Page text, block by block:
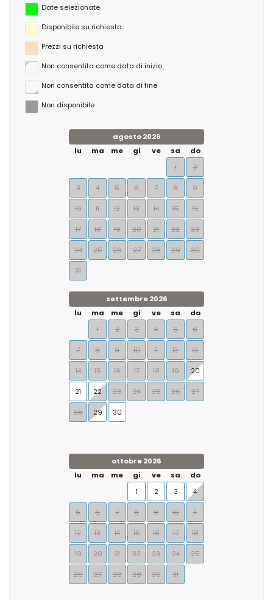
Date selezionate
Disponibile su richiesta
Prezzi su richiesta
Non consentita come data di inizio
Non consentita come data di fine
Non disponibile
agosto 2026
lu
ma me gi ve sa
do
1
2
3 4 5 6 7 8 9
10 11 12 13 14 15 16
17 18 19 20 21 22 23
24 25 26 27 28 29 30
31
settembre 2026
lu
ma me gi ve sa
do
1
2 3 4 5 6
7 8 9 10 11 12 13
14 15 16 17 18 19 20
21 22 23 24 25 26 27
28 29 30
ottobre 2026
lu
ma me gi ve sa
do
1
2 3 4
5 6 7 8 9 10 11
12 13 14 15 16 17 18
19 20 21 22 23 24 25
26 27 28 29 30 31